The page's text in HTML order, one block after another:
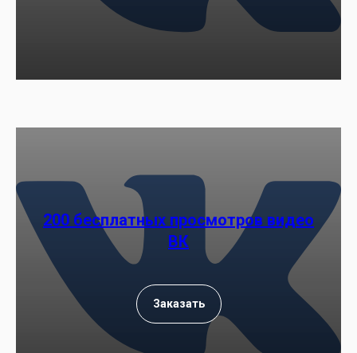
200 бесплатных просмотров видео
ВК
Заказать